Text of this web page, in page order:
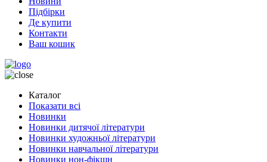
Підбірки
Де купити
Контакти
Ваш кошик
Каталог
Показати всі
Новинки
Новинки дитячої літератури
Новинки художньої літератури
Новинки навчальної літератури
Новинки нон-фікшн